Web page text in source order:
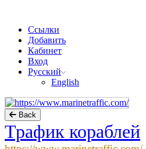
Ссылки
Добавить
Кабинет
Вход
Русский
English
Back
Трафик кораблей